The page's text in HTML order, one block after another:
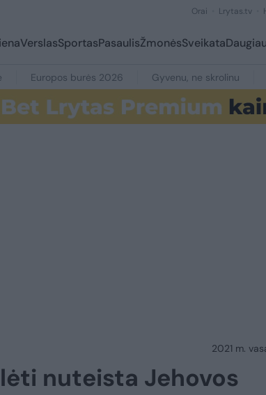
Orai Lrytas.tv
VerslasSportasPasaulisŽmonėsSveikataDaugiau
Europos burės 2026 Gyvenu, ne skrolinu
2021 m.
nuteista Jehovos